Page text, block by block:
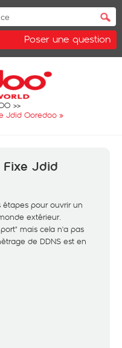
Poser une question
Jdid Ooredoo »
Fixe Jdid
étapes pour ouvrir un
extérieur.
mais cela n'a pas
de DDNS est en